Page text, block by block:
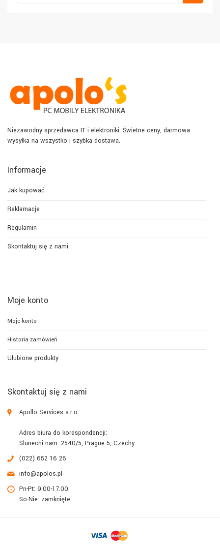
Niezawodny sprzedawca IT i elektroniki. Świetne ceny, darmowa
wysyłka na wszystko i szybka dostawa.
Informacje
Jak kupować
Reklamacje
Regulamin
Skontaktuj się z nami
Moje konto
Moje konto
Historia zamówień
Ulubione produkty
Skontaktuj się z nami
Apollo Services s.r.o.
Adres biura do korespondencji:
Slunecni nam. 2540/5, Prague 5, Czechy
(022) 652 16 26
info@apolos.pl
Pn-Pt: 9.00-17.00
So-Nie: zamknięte